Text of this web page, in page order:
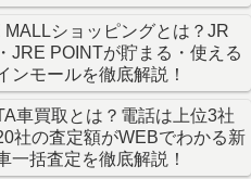
MALLショッピングとは？JR
JRE POINTが貯まる・使える
ンモールを徹底解説！
車買取とは？電話は上位3社
社の査定額がWEBでわかる新
一括査定を徹底解説！